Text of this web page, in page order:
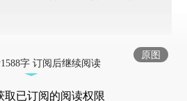
原图
字 订阅后继续阅读
取已订阅的阅读权限